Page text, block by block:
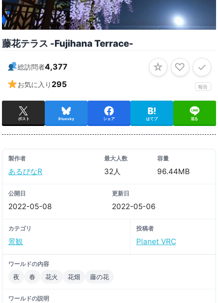
藤花テラス -Fujihana Terrace-
総訪問者4,377
お気に入り 295 報告
☆ ♡ ✓
ポスト Bluesky シェア はてブ 送る
製作者
あるびなR
最大人数
32人
容量
96.44MB
公開日
2022-05-08
更新日
2022-05-06
カテゴリ
景観
投稿者
Planet VRC
ワールドの内容
夜 春 花火 花畑 藤の花
ワールドの説明